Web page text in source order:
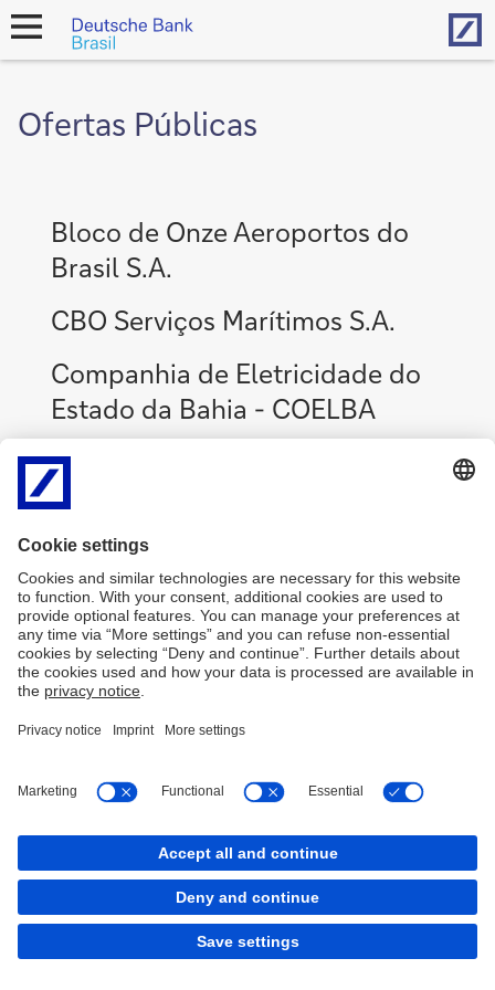
open
navigation
Ofertas Públicas
Bloco de Onze Aeroportos do
Brasil S.A.
CBO Serviços Marítimos S.A.
Companhia de Eletricidade do
Estado da Bahia - COELBA
Erbe Incorporadora S.A.
Superfrio Armazéns Gerais S.A.
Verde Ambiental Alagoas S.A.
Verde Transmissão de Energia S.A.
Canal de Denúncia Informação legal
Recursos Legais
back to top
Copyright © 2026 Deutsche Bank AG, Frankfurt am